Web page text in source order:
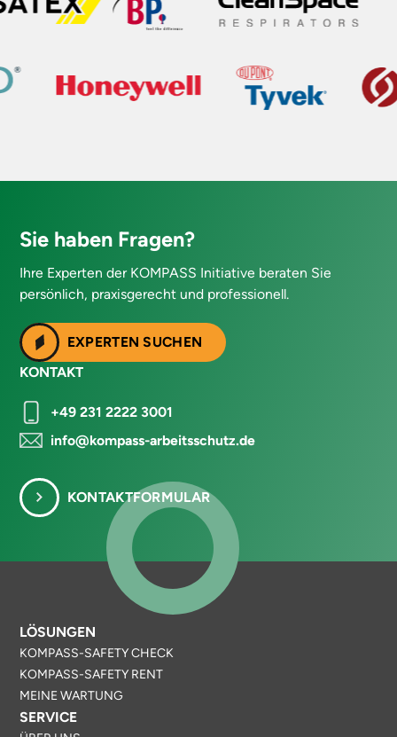
Sie haben Fragen?
Ihre Experten der KOMPASS Initiative beraten Sie
persönlich, praxisgerecht und professionell.
EXPERTEN SUCHEN
KONTAKT
+49 231 2222 3001
info@kompass-arbeitsschutz.de
KONTAKTFORMULAR
LÖSUNGEN
KOMPASS-SAFETY CHECK
KOMPASS-SAFETY RENT
MEINE WARTUNG
SERVICE